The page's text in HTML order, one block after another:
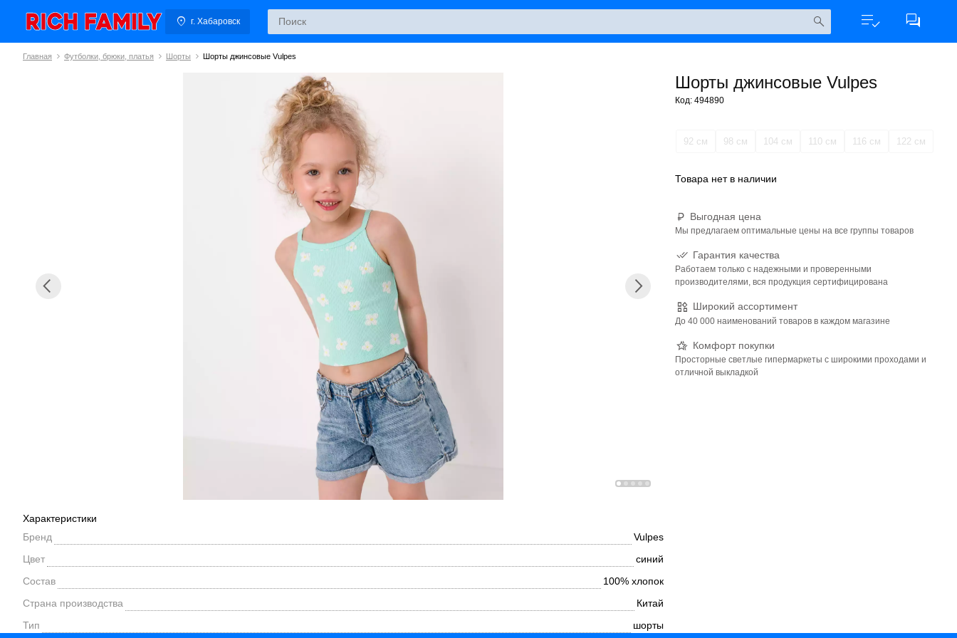
г. Хабаровск
Главная Футболки, брюки, платья Шорты Шорты джинсовые Vulpes
Шорты джинсовые Vulpes
Код: 494890
92 см 98 см 104 см 110 см 116 см 122 см
Товара нет в наличии
Выгодная цена
Мы предлагаем оптимальные цены на все группы товаров
Гарантия качества
Работаем только с надежными и проверенными
производителями, вся продукция сертифицирована
Широкий ассортимент
До 40 000 наименований товаров в каждом магазине
Комфорт покупки
Просторные светлые гипермаркеты с широкими проходами и
отличной выкладкой
Характеристики
Бренд
Vulpes
Цвет
синий
Состав
100% хлопок
Страна производства
Китай
Тип
шорты